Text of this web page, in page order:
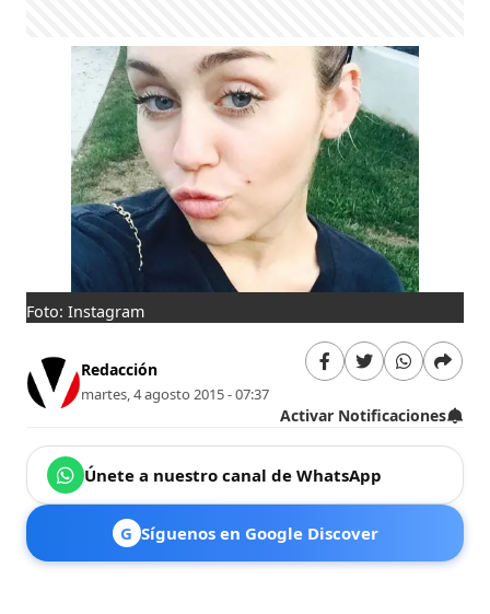
Foto: Instagram
Redacción
martes, 4 agosto 2015 - 07:37
Activar Notificaciones
Únete a nuestro canal de WhatsApp
G Síguenos en Google Discover